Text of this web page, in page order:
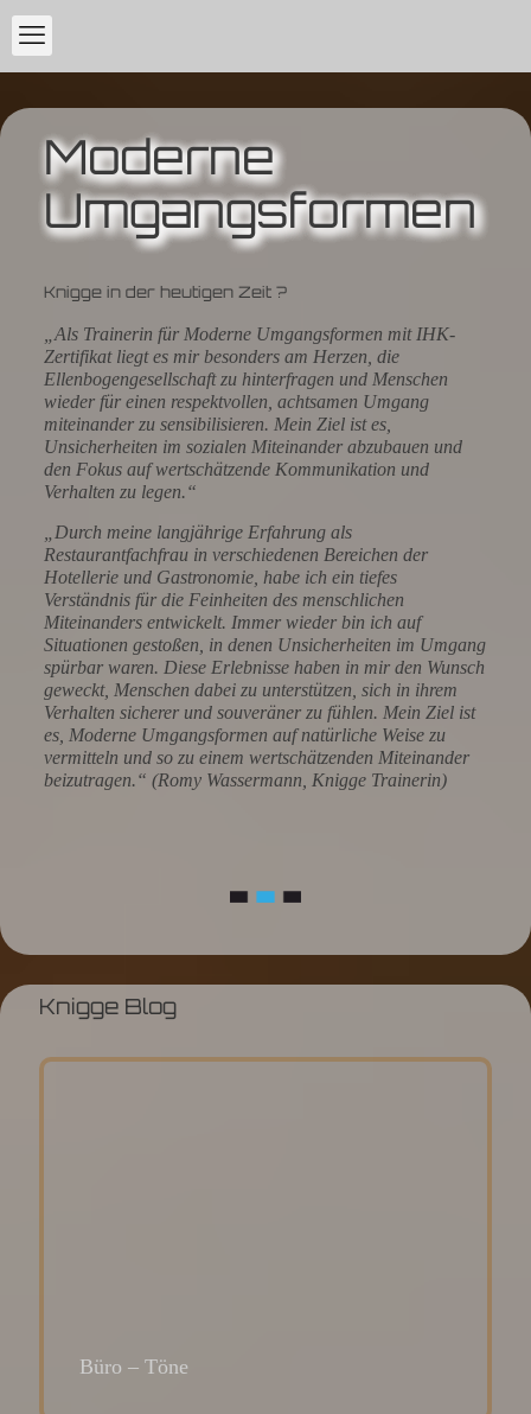
Moderne
Umgangsformen
Knigge in der heutigen Zeit ?
„Als Trainerin für Moderne Umgangsformen mit IHK-
Zertifikat liegt es mir besonders am Herzen, die
Ellenbogengesellschaft zu hinterfragen und Menschen
wieder für einen respektvollen, achtsamen Umgang
miteinander zu sensibilisieren. Mein Ziel ist es,
Unsicherheiten im sozialen Miteinander abzubauen und
den Fokus auf wertschätzende Kommunikation und
Verhalten zu legen.“
„Durch meine langjährige Erfahrung als
Restaurantfachfrau in verschiedenen Bereichen der
Hotellerie und Gastronomie, habe ich ein tiefes
Verständnis für die Feinheiten des menschlichen
Miteinanders entwickelt. Immer wieder bin ich auf
Situationen gestoßen, in denen Unsicherheiten im Umgang
spürbar waren. Diese Erlebnisse haben in mir den Wunsch
geweckt, Menschen dabei zu unterstützen, sich in ihrem
Verhalten sicherer und souveräner zu fühlen. Mein Ziel ist
es, Moderne Umgangsformen auf natürliche Weise zu
vermitteln und so zu einem wertschätzenden Miteinander
beizutragen.“ (Romy Wassermann, Knigge Trainerin)
Knigge Blog
Büro – Töne